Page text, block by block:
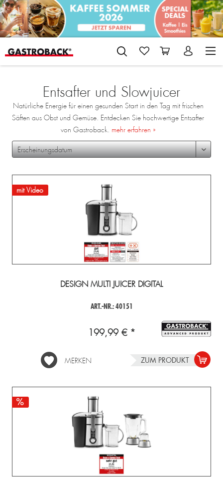
Entsafter und Slowjuicer
Natürliche Energie für einen gesunden Start in den Tag mit frischen
Säften aus Obst und Gemüse. Entdecken Sie hochwertige Entsafter
von Gastroback. mehr erfahren »
mit Video
DESIGN MULTI JUICER DIGITAL
ART.-NR.: 40151
199,99 € *
MERKEN ZUM PRODUKT